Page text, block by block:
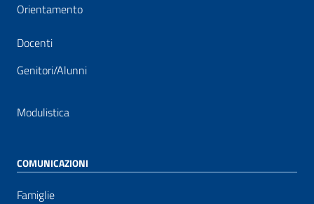
Orientamento
Docenti
Genitori/Alunni
Modulistica
COMUNICAZIONI
Famiglie